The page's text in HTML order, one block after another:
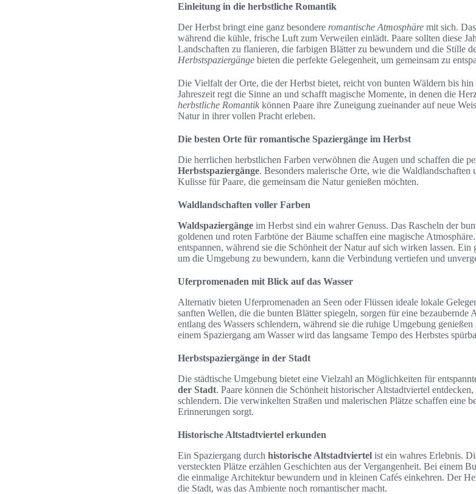
Einleitung in die herbstliche Romantik
Der Herbst bringt eine ganz besondere romantische Atmosphäre mit sich.
während die kühle, frische Luft zum Verweilen einlädt. Paare sollten diese
Landschaften zu flanieren, die farbigen Blätter zu bewundern und die Stille
Herbstspaziergänge bieten die perfekte Gelegenheit, um gemeinsam zu
Die Vielfalt der Orte, die der Herbst bietet, reicht von bunten Wäldern bis
Jahreszeit regt die Sinne an und schafft magische Momente, in denen die
herbstliche Romantik können Paare ihre Zuneigung zueinander auf neue
Natur in ihrer vollen Pracht erleben.
Die besten Orte für romantische Spaziergänge im Herbst
Die herrlichen herbstlichen Farben verwöhnen die Augen und schaffen die
Herbstspaziergänge. Besonders malerische Orte, wie die Waldlandschaften
Kulisse für Paare, die gemeinsam die Natur genießen möchten.
Waldlandschaften voller Farben
Waldspaziergänge im Herbst sind ein wahrer Genuss. Das Rascheln der
goldenen und roten Farbtöne der Bäume schaffen eine magische
entspannen, während sie die Schönheit der Natur auf sich wirken lassen. Ein
um die Umgebung zu bewundern, kann die Verbindung vertiefen und
Uferpromenaden mit Blick auf das Wasser
Alternativ bieten Uferpromenaden an Seen oder Flüssen ideale lokale
sanften Wellen, die die bunten Blätter spiegeln, sorgen für eine bezaubernde
entlang des Wassers schlendern, während sie die ruhige Umgebung
einem Spaziergang am Wasser wird das langsame Tempo des Herbstes
Herbstspaziergänge in der Stadt
Die städtische Umgebung bietet eine Vielzahl an Möglichkeiten für
der Stadt. Paare können die Schönheit historischer Altstadtviertel
schlendern. Die verwinkelten Straßen und malerischen Plätze schaffen eine
Erinnerungen sorgt.
Historische Altstadtviertel erkunden
Ein Spaziergang durch historische Altstadtviertel ist ein wahres Erlebnis.
versteckten Plätze erzählen Geschichten aus der Vergangenheit. Bei einem
die einmalige Architektur bewundern und in kleinen Cafés einkehren. Der
die Stadt, was das Ambiente noch romantischer macht.